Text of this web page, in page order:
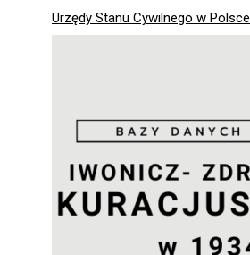
Urzędy Stanu Cywilnego w Polsce